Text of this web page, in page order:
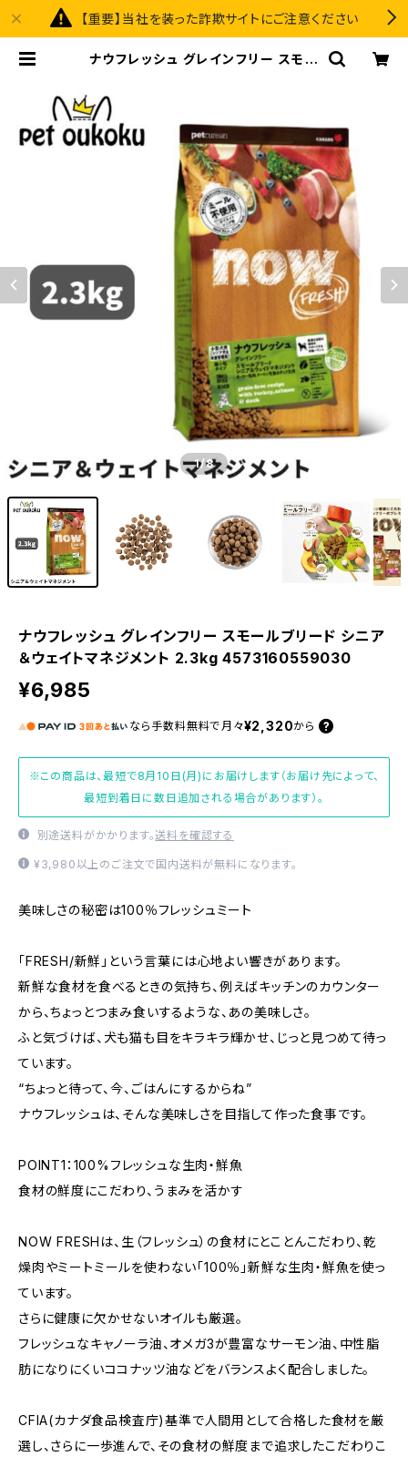
【重要】当社を装った詐欺サイトにご注意ください
ナウフレッシュ グレインフリー スモー
1/8
ナウフレッシュ グレインフリー スモールブリード シニア
＆ウェイトマネジメント 2.3kg 4573160559030
¥6,985
なら 手数料無料で 月々¥2,320から
※この商品は、最短で8月10日(月)にお届けします（お届け先によって、
最短到着日に数日追加される場合があります）。
別途送料がかかります。送料を確認する
¥3,980以上のご注文で国内送料が無料になります。
美味しさの秘密は100％フレッシュミート
「FRESH/新鮮」という言葉には心地よい響きがあります。
新鮮な食材を食べるときの気持ち、例えばキッチンのカウンター
から、ちょっとつまみ食いするような、あの美味しさ。
ふと気づけば、犬も猫も目をキラキラ輝かせ、じっと見つめて待っ
ています。
“ちょっと待って、今、ごはんにするからね”
ナウフレッシュは、そんな美味しさを目指して作った食事です。
POINT1：100%フレッシュな生肉・鮮魚
食材の鮮度にこだわり、うまみを活かす
NOW FRESHは、生（フレッシュ）の食材にとことんこだわり、乾
燥肉やミートミールを使わない「100％」新鮮な生肉・鮮魚を使っ
ています。
さらに健康に欠かせないオイルも厳選。
フレッシュなキャノーラ油、オメガ3が豊富なサーモン油、中性脂
肪になりにくいココナッツ油などをバランスよく配合しました。
CFIA(カナダ食品検査庁)基準で人間用として合格した食材を厳
選し、さらに一歩進んで、その食材の鮮度まで追求したこだわりこ